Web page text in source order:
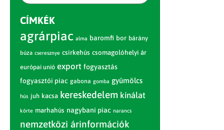
CÍMKÉK
agrárpiac alma baromfi bor bárány
búza cseresznye csirkehús csomagolóhelyi ár
európai unió export fogyasztás
fogyasztói piac gabona gomba gyümölcs
hús juh kacsa kereskedelem kínálat
körte marhahús nagybani piac narancs
nemzetközi árinformációk